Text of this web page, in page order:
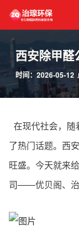
西安除甲醛
时间：2026-05-12
在现代社会，随
了热门话题。西
旺盛。今天就来
司——优贝阁、治